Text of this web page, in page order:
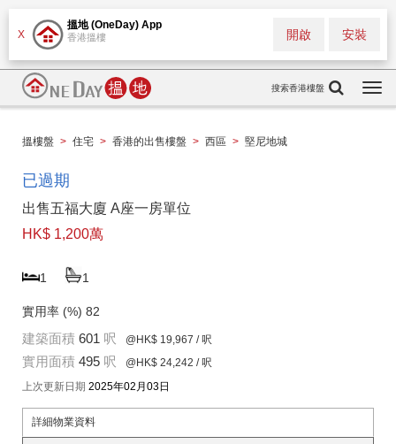
X
搵地 (OneDay) App
香港搵樓 安裝
開啟
搜索香港樓盤
搵樓盤 > 住宅 > 香港的出售樓盤 > 西區 > 堅尼地城
已過期
出售五福大廈 A座一房單位
HK$ 1,200萬
1 1
實用率 (%) 82
建築面積 601 呎 @HK$ 19,967 / 呎
實用面積 495 呎 @HK$ 24,242 / 呎
上次更新日期 2025年02月03日
詳細物業資料